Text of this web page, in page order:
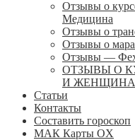
Отзывы о
Медицина
Отзывы о
Отзывы о
Отзывы —
ОТЗЫВЫ О
И ЖЕНЩИНА
Статьи
Контакты
Составить гороскоп
МАК Карты OХ